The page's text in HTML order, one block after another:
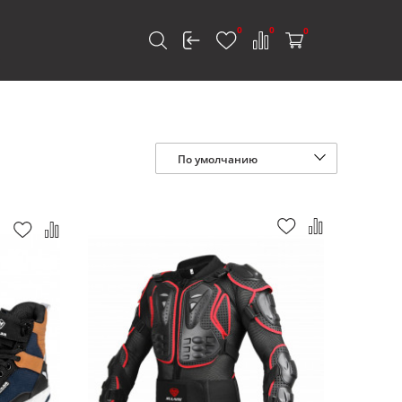
0 0 0
По умолчанию